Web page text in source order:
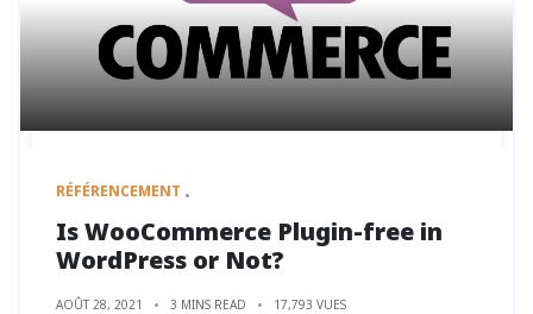
RÉFÉRENCEMENT
Is WooCommerce Plugin-free in
WordPress or Not?
AOÛT 28, 2021 3 MINS READ 17,793 VUES